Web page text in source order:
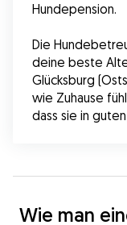
Hundepension.
Die
deine beste
Glücksburg
wie Zuhause
dass sie in
Wie man